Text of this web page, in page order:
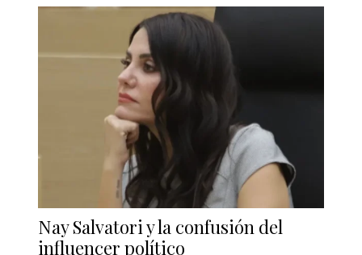
Nay Salvatori y la confusión del
influencer político